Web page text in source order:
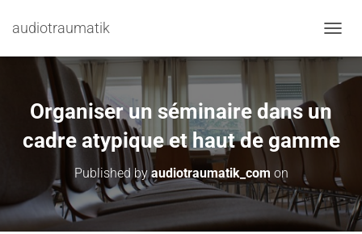
audiotraumatik
Organiser un séminaire dans un
cadre atypique et haut de gamme
Published byaudiotraumatik_com on